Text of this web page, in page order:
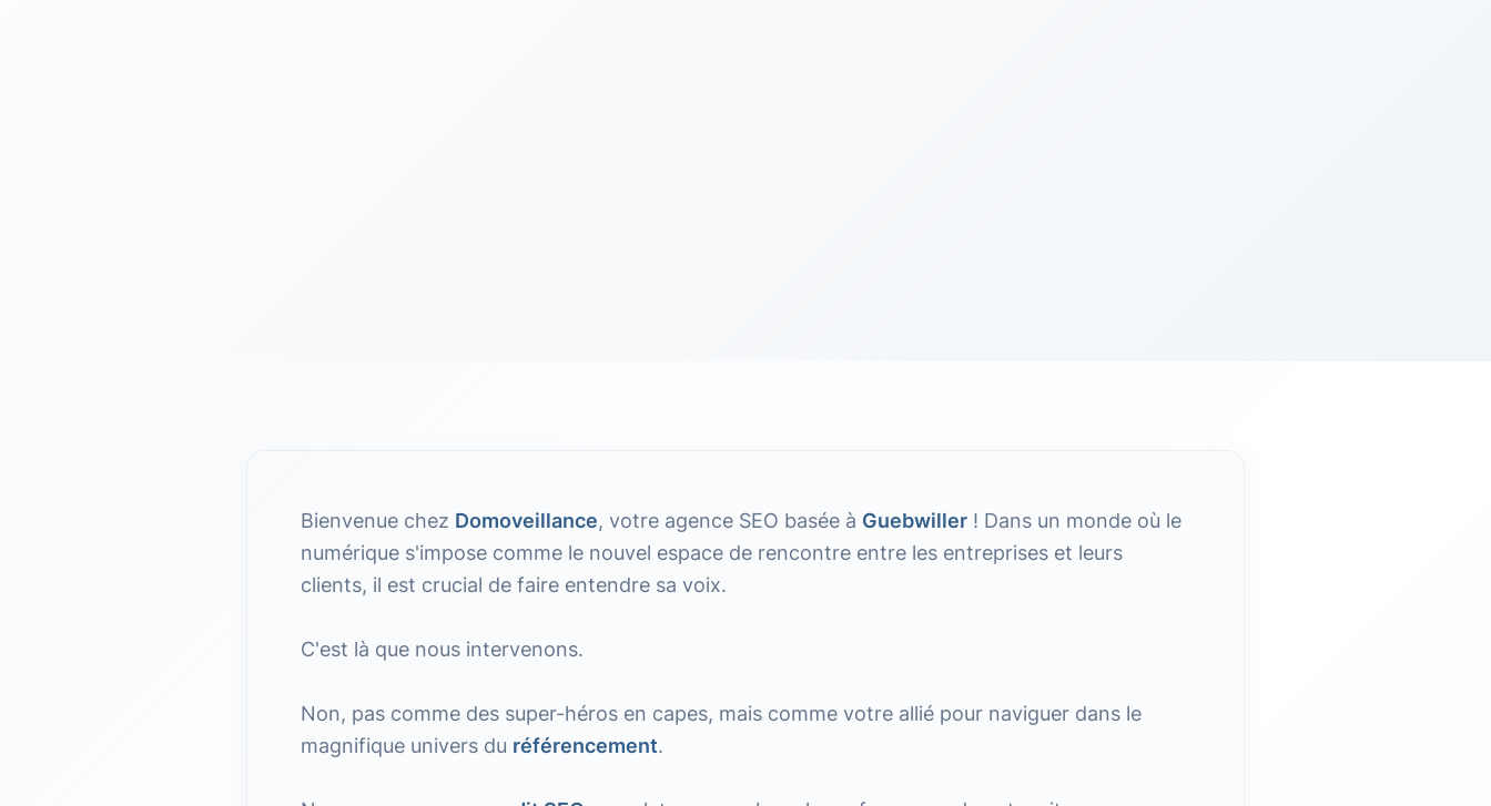
Bienvenue chez Domoveillance, votre agence SEO basée à Guebwiller ! Dans un monde où le
numérique s'impose comme le nouvel espace de rencontre entre les entreprises et leurs
clients, il est crucial de faire entendre sa voix.
C'est là que nous intervenons.
Non, pas comme des super-héros en capes, mais comme votre allié pour naviguer dans le
magnifique univers du référencement.